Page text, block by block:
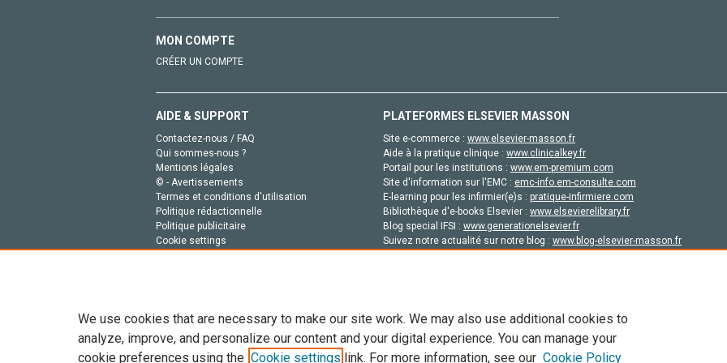
MON COMPTE
CRÉER UN COMPTE
AIDE & SUPPORT
Contactez-nous / FAQ
Qui sommes-nous ?
Mentions légales
© - Avertissements
Termes et conditions d'utilisation
Politique rédactionnelle
Politique publicitaire
Cookie settings
PLATEFORMES ELSEVIER MASSON
Site e-commerce : www.elsevier-masson.fr
Aide à la pratique clinique : www.clinicalkey.fr
Portail pour les institutions : www.em-premium.com
Site d'information sur l'EMC : emc-info.em-consulte.com
E-learning pour les infirmier(e)s : pratique-infirmiere.com
Bibliothèque d'e-books Elsevier : www.elsevierelibrary.fr
Blog special IFSI : www.generationelsevier.fr
Suivez notre actualité sur notre blog : www.blog-elsevier-masson.fr
Tout le contenu de ce site: Copyright © 2026 Elsevier, ses concédants de licence et ses contributeurs. Tout les droits sont réservés,
We use cookies that are necessary to make our site work. We may also use additional cookies to
analyze, improve, and personalize our content and your digital experience. You can manage your
cookie preferences using the Cookie settings link. For more information, see our Cookie Policy